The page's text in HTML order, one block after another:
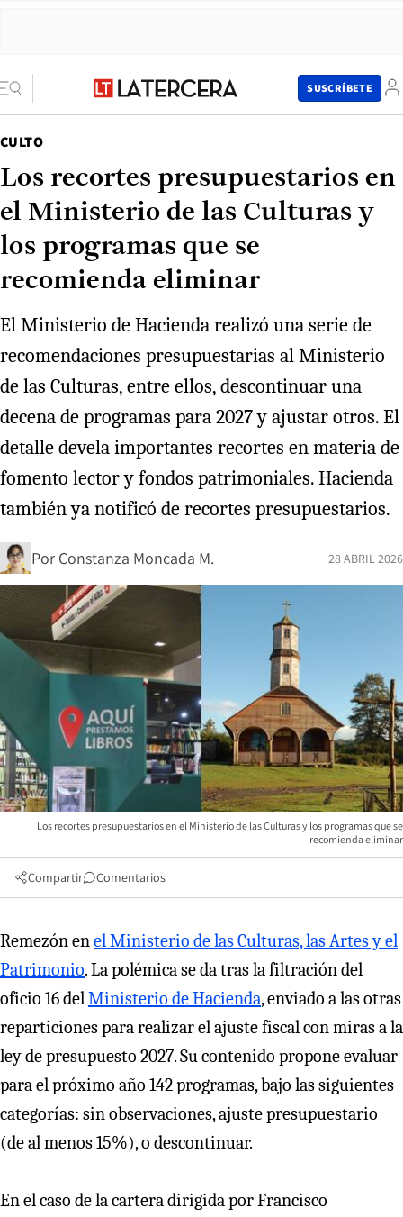
SUSCRÍBETE
CULTO
Los recortes presupuestarios en
el Ministerio de las Culturas y
los programas que se
recomienda eliminar
El Ministerio de Hacienda realizó una serie de
recomendaciones presupuestarias al Ministerio
de las Culturas, entre ellos, descontinuar una
decena de programas para 2027 y ajustar otros. El
detalle devela importantes recortes en materia de
fomento lector y fondos patrimoniales. Hacienda
también ya notificó de recortes presupuestarios.
Por Constanza Moncada M. 28 ABRIL 2026
Los recortes presupuestarios en el Ministerio de las Culturas y los programas que se
recomienda eliminar
Compartir Comentarios
Remezón enel Ministerio de las Culturas, las Artes y el
Patrimonio. La polémica se da tras la filtración del
oficio 16 delMinisterio de Hacienda, enviado a las otras
reparticiones para realizar el ajuste fiscal con miras a la
ley de presupuesto 2027. Su contenido propone evaluar
para el próximo año 142 programas, bajo las siguientes
categorías: sin observaciones, ajuste presupuestario
(de al menos 15%), o descontinuar.
En el caso de la cartera dirigida por Francisco